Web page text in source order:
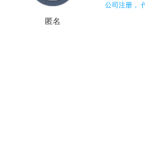
匿名
公司注册，